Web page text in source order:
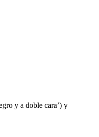
y a doble cara’) y